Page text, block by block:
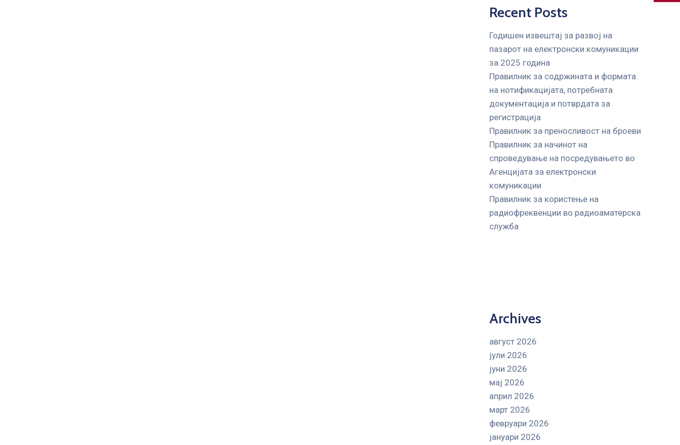
Recent Posts
Годишен извештај за развој на
пазарот на електронски комуникации
за 2025 година
Правилник за содржината и формата
на нотификацијата, потребната
документација и потврдата за
регистрација
Правилник за преносливост на броеви
Правилник за начинот на
спроведување на посредувањето во
Агенцијата за електронски
комуникации
Правилник за користење на
радиофреквенции во радиоаматерска
служба
Archives
август 2026
јули 2026
јуни 2026
мај 2026
април 2026
март 2026
февруари 2026
јануари 2026